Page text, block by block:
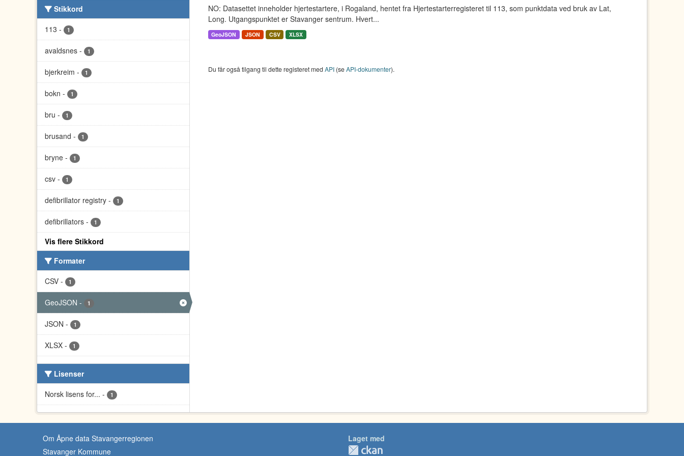
Stikkord
113 - 1
avaldsnes - 1
bjerkreim - 1
bokn - 1
bru - 1
brusand - 1
bryne - 1
csv - 1
defibrillator registry - 1
defibrillators - 1
Vis flere Stikkord
Formater
CSV - 1
GeoJSON - 1
JSON - 1
XLSX - 1
Lisenser
Norsk lisens for... - 1
NO: Datasettet inneholder hjertestartere, i Rogaland, hentet fra Hjertestarterregisteret til 113, som punktdata ved bruk av Lat,
Long. Utgangspunktet er Stavanger sentrum. Hvert...
GeoJSON JSON CSV XLSX
Du får også tilgang til dette registeret med API(seAPI-dokumenter).
Om Åpne data Stavangerregionen
Stavanger Kommune
Laget med